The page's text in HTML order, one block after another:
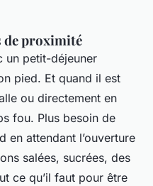
de proximité
un petit-déjeuner
pied. Et quand il est
ou directement en
fou. Plus besoin de
en attendant l’ouverture
salées, sucrées, des
ce qu’il faut pour être